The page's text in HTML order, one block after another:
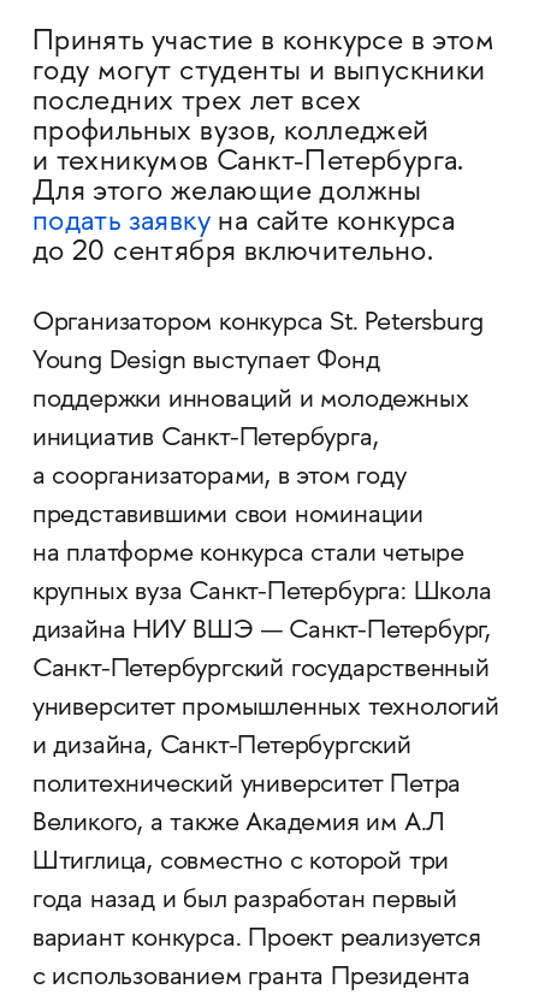
Принять участие в конкурсе в этом
году могут студенты и выпускники
последних трех лет всех
профильных вузов, колледжей
и техникумов Санкт-Петербурга.
Для этого желающие должны
подать заявку на сайте конкурса
до 20 сентября включительно.
Организатором конкурса St. Petersburg
Young Design выступает Фонд
поддержки инноваций и молодежных
инициатив Санкт-Петербурга,
а соорганизаторами, в этом году
представившими свои номинации
на платформе конкурса стали четыре
крупных вуза Санкт-Петербурга: Школа
дизайна НИУ ВШЭ — Санкт-Петербург,
Санкт-Петербургский государственный
университет промышленных технологий
и дизайна, Санкт-Петербургский
политехнический университет Петра
Великого, а также Академия им А.Л
Штиглица, совместно с которой три
года назад и был разработан первый
вариант конкурса. Проект реализуется
с использованием гранта Президента